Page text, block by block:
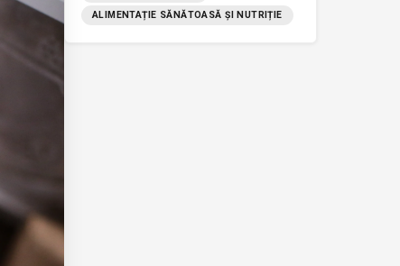
ALIMENTAȚIE SĂNĂTOASĂ ȘI NUTRIȚIE